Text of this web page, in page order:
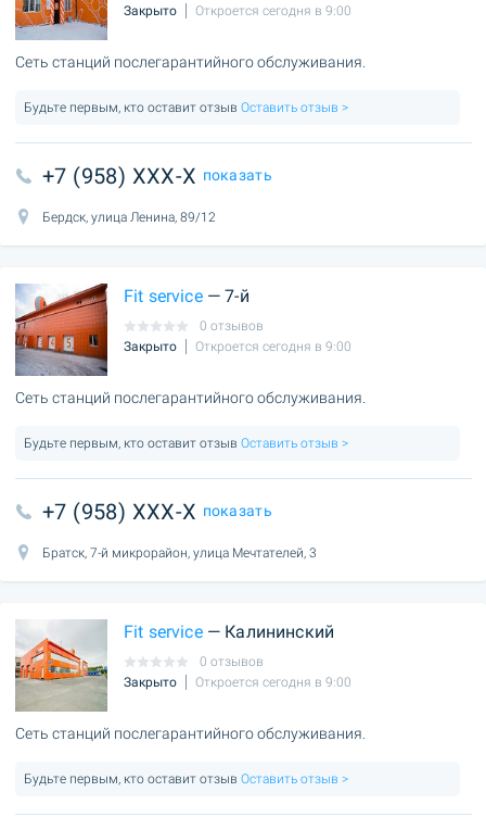
Закрыто Откроется сегодня в 9:00
Сеть станций послегарантийного обслуживания.
Будьте первым, кто оставит отзыв Оставить отзыв >
+7 (958) XXX-X показать
Бердск, улица Ленина, 89/12
Fit service— 7-й
0 отзывов
Закрыто
Откроется сегодня в 9:00
Сеть станций послегарантийного обслуживания.
Будьте первым, кто оставит отзыв Оставить отзыв >
+7 (958) XXX-X показать
Братск, 7-й микрорайон, улица Мечтателей, 3
Fit service— Калининский
0 отзывов
Закрыто
Откроется сегодня в 9:00
Сеть станций послегарантийного обслуживания.
Будьте первым, кто оставит отзыв Оставить отзыв >